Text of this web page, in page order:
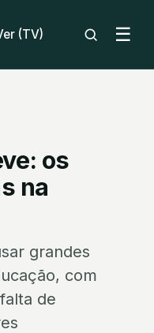
(TV) ☰
os
na
grandes
com
de